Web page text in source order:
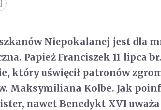
Niepokalanej jest dla
Papież Franciszek 11 lipca
który uświęcił patronów
Maksymiliana Kolbe. Jak
nawet Benedykt XVI